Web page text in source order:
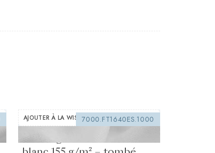
AJOUTER À LA WISHLIST7000.FT1640ES.1000
Entoilage thermocollant